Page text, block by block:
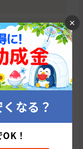
診断から始
×
なる？
！